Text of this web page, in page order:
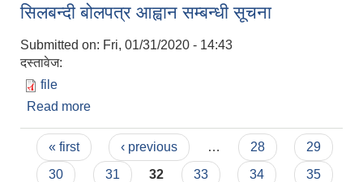
सिलबन्दी बोलपत्र आह्वान सम्बन्धी सूचना
Submitted on: Fri, 01/31/2020 - 14:43
दस्तावेज:
file
Read more
Pages
« first ‹ previous … 28
29
30
31 32 33 34
35